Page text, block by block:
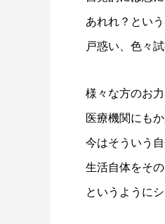
あれれ？とい
戸惑い、色々
様々な方のお
医療機関にも
今はそういう
生活自体をそ
というように